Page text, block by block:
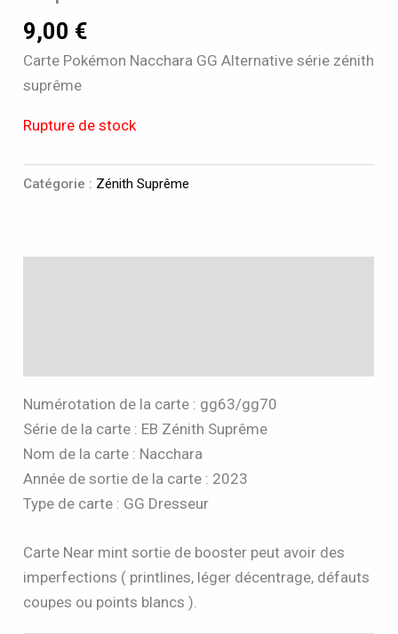
9,00 €
Carte Pokémon Nacchara GG Alternative série zénith
suprême
Rupture de stock
Catégorie : Zénith Suprême
Numérotation de la carte : gg63/gg70
Série de la carte : EB Zénith Suprême
Nom de la carte : Nacchara
Année de sortie de la carte : 2023
Type de carte : GG Dresseur
Carte Near mint sortie de booster peut avoir des
imperfections ( printlines, léger décentrage, défauts
coupes ou points blancs ).